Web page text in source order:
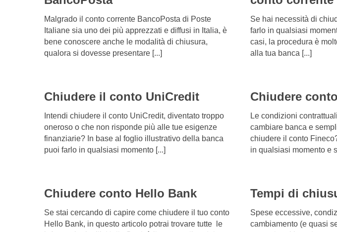
Malgrado il conto corrente BancoPosta di Poste
Italiane sia uno dei più apprezzati e diffusi in Italia, è
bene conoscere anche le modalità di chiusura,
qualora si dovesse presentare [...]
Se hai necessità di
farlo in qualsiasi
casi, la procedura è
alla tua banca [...]
Chiudere il conto UniCredit
Intendi chiudere il conto UniCredit, diventato troppo
oneroso o che non risponde più alle tue esigenze
finanziarie? In base al foglio illustrativo della banca
puoi farlo in qualsiasi momento [...]
Chiudere
Le condizioni
cambiare banca e
chiudere il conto
in qualsiasi momento e
Chiudere conto Hello Bank
Se stai cercando di capire come chiudere il tuo conto
Hello Bank, in questo articolo potrai trovare tutte le
Tempi di
Spese eccessive,
cambiamento (e quasi